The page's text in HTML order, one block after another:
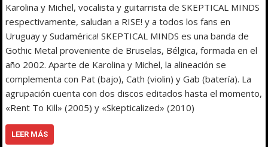
Karolina y Michel, vocalista y guitarrista de SKEPTICAL MINDS
respectivamente, saludan a RISE! y a todos los fans en
Uruguay y Sudamérica! SKEPTICAL MINDS es una banda de
Gothic Metal proveniente de Bruselas, Bélgica, formada en el
año 2002. Aparte de Karolina y Michel, la alineación se
complementa con Pat (bajo), Cath (violin) y Gab (batería). La
agrupación cuenta con dos discos editados hasta el momento,
«Rent To Kill» (2005) y «Skepticalized» (2010)
LEER MÁS